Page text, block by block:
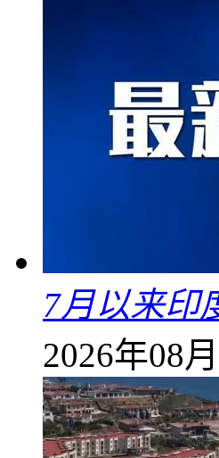
7月以来印
2026年08